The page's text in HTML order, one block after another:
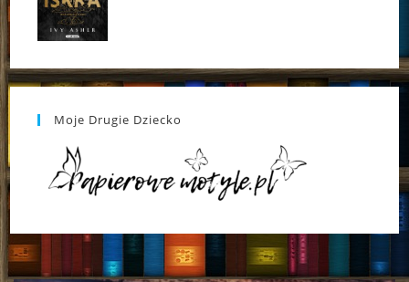
Moje Drugie Dziecko